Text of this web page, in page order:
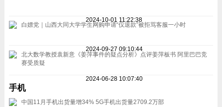
2024-10-01 11:22:38
白嫖党｜山西大同大学学生网购申请“仅退款”被拒骂客服一小时
2024-09-27 09:10:44
北大数学教授袁新意《姜萍事件的疑点分析》点评姜萍板书 阿里巴巴竞
赛受质疑
2024-06-28 10:07:40
手机
中国11月手机出货量增34% 5G手机出货量2709.2万部